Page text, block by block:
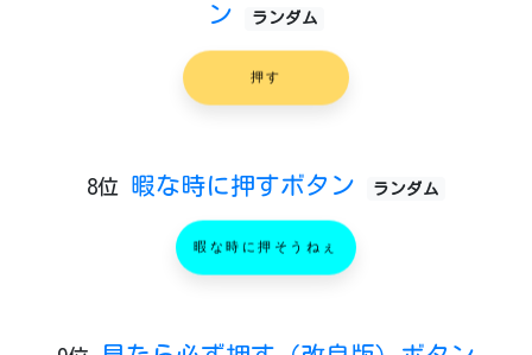
ン
ランダム
押す
8位 暇な時に押すボタン ランダム
暇な時に押そうねぇ